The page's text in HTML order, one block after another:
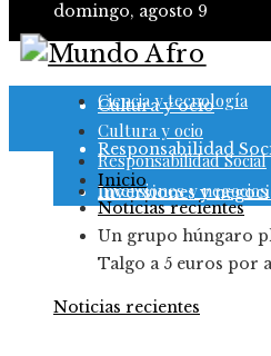
domingo, agosto 9
Ciencia y tecnología
Cultura y ocio
Responsabilidad
Inversiones y
Ciencia y tecnología
Cultura y ocio
Responsabilidad Social
Inversiones y negocios
Inicio
Noticias recientes
Un grupo húngaro
Talgo a 5 euros por
Noticias recientes